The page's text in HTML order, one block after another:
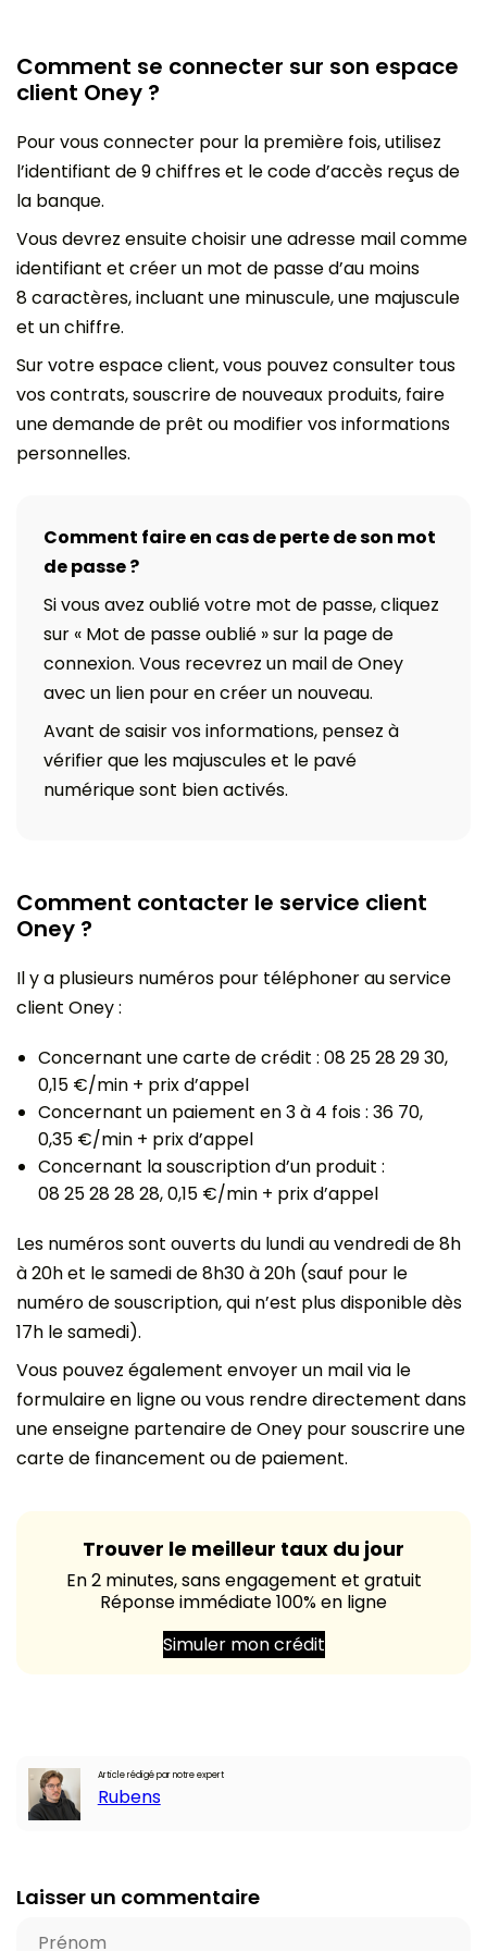
Comment se connecter sur son espace
client Oney ?
Pour vous connecter pour la première fois, utilisez
l’identifiant de 9 chiffres et le code d’accès reçus de
la banque.
Vous devrez ensuite choisir une adresse mail comme
identifiant et créer un mot de passe d’au moins
8 caractères, incluant une minuscule, une majuscule
et un chiffre.
Sur votre espace client, vous pouvez consulter tous
vos contrats, souscrire de nouveaux produits, faire
une demande de prêt ou modifier vos informations
personnelles.
Comment faire en cas de perte de son mot
de passe ?
Si vous avez oublié votre mot de passe, cliquez
sur « Mot de passe oublié » sur la page de
connexion. Vous recevrez un mail de Oney
avec un lien pour en créer un nouveau.
Avant de saisir vos informations, pensez à
vérifier que les majuscules et le pavé
numérique sont bien activés.
Comment contacter le service client
Oney ?
Il y a plusieurs numéros pour téléphoner au service
client Oney :
Concernant une carte de crédit : 08 25 28 29 30,
0,15 €/min + prix d’appel
Concernant un paiement en 3 à 4 fois : 36 70,
0,35 €/min + prix d’appel
Concernant la souscription d’un produit :
08 25 28 28 28, 0,15 €/min + prix d’appel
Les numéros sont ouverts du lundi au vendredi de 8h
à 20h et le samedi de 8h30 à 20h (sauf pour le
numéro de souscription, qui n’est plus disponible dès
17h le samedi).
Vous pouvez également envoyer un mail via le
formulaire en ligne ou vous rendre directement dans
une enseigne partenaire de Oney pour souscrire une
carte de financement ou de paiement.
Trouver le meilleur taux du jour
En 2 minutes, sans engagement et gratuit
Réponse immédiate 100% en ligne
Simuler mon crédit
Article rédigé par notre expert
Rubens
Laisser un commentaire